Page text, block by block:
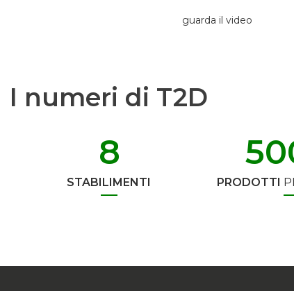
guarda il video
I numeri di T2D
STABILIMENTI
8
PRODOTTI